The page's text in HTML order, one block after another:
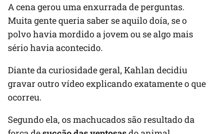
A cena gerou uma enxurrada de perguntas.
Muita gente queria saber se aquilo doía, se o
polvo havia mordido a jovem ou se algo mais
sério havia acontecido.
Diante da curiosidade geral, Kahlan decidiu
gravar outro vídeo explicando exatamente o que
ocorreu.
Segundo ela, os machucados são resultado da